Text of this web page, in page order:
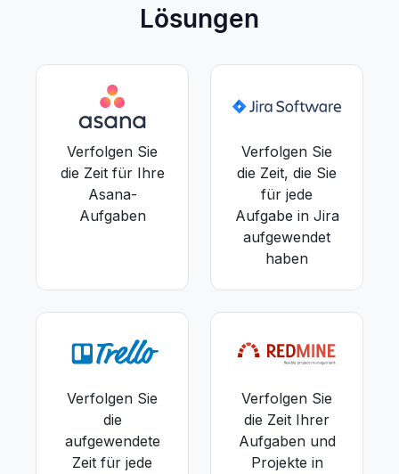
Lösungen
Verfolgen Sie
die Zeit für Ihre
Asana-
Aufgaben
Verfolgen Sie
die Zeit, die Sie
für jede
Aufgabe in Jira
aufgewendet
haben
Verfolgen Sie
die
aufgewendete
Zeit für jede
Verfolgen Sie
die Zeit Ihrer
Aufgaben und
Projekte in